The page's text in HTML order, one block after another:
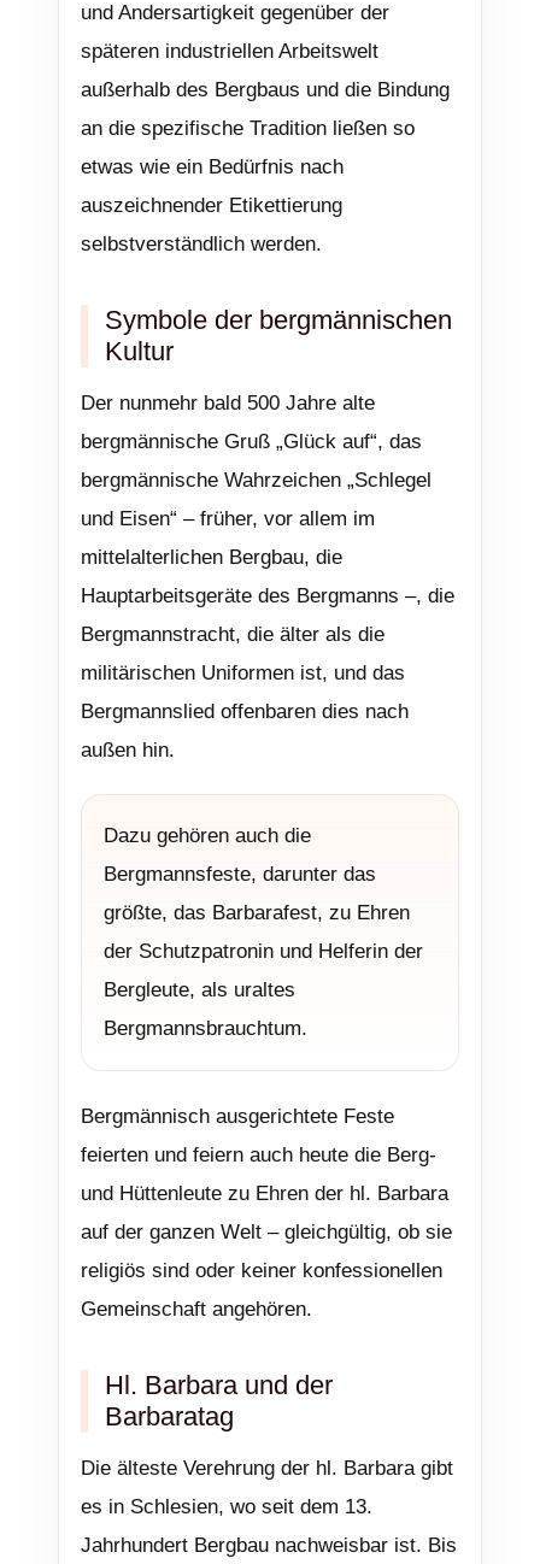
und Andersartigkeit gegenüber der
späteren industriellen Arbeitswelt
außerhalb des Bergbaus und die Bindung
an die spezifische Tradition ließen so
etwas wie ein Bedürfnis nach
auszeichnender Etikettierung
selbstverständlich werden.
Symbole der bergmännischen
Kultur
Der nunmehr bald 500 Jahre alte
bergmännische Gruß „Glück auf“, das
bergmännische Wahrzeichen „Schlegel
und Eisen“ – früher, vor allem im
mittelalterlichen Bergbau, die
Hauptarbeitsgeräte des Bergmanns –, die
Bergmannstracht, die älter als die
militärischen Uniformen ist, und das
Bergmannslied offenbaren dies nach
außen hin.
Dazu gehören auch die
Bergmannsfeste, darunter das
größte, das Barbarafest, zu Ehren
der Schutzpatronin und Helferin der
Bergleute, als uraltes
Bergmannsbrauchtum.
Bergmännisch ausgerichtete Feste
feierten und feiern auch heute die Berg-
und Hüttenleute zu Ehren der hl. Barbara
auf der ganzen Welt – gleichgültig, ob sie
religiös sind oder keiner konfessionellen
Gemeinschaft angehören.
Hl. Barbara und der
Barbaratag
Die älteste Verehrung der hl. Barbara gibt
es in Schlesien, wo seit dem 13.
Jahrhundert Bergbau nachweisbar ist. Bis